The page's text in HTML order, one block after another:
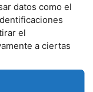
datos como el
el
a ciertas